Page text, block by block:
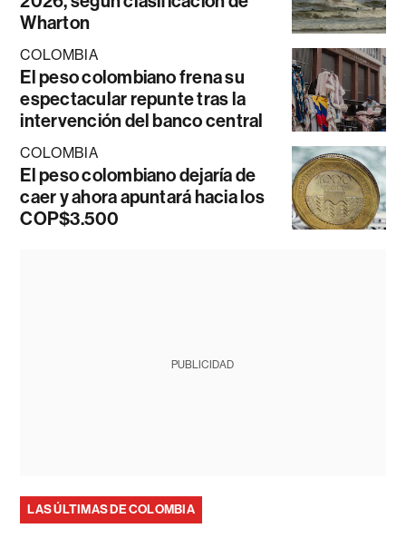
Wharton
COLOMBIA
El peso colombiano frena su
espectacular repunte tras la
intervención del banco central
COLOMBIA
El peso colombiano dejaría de
caer y ahora apuntará hacia los
COP$3.500
PUBLICIDAD
LAS ÚLTIMAS DE COLOMBIA